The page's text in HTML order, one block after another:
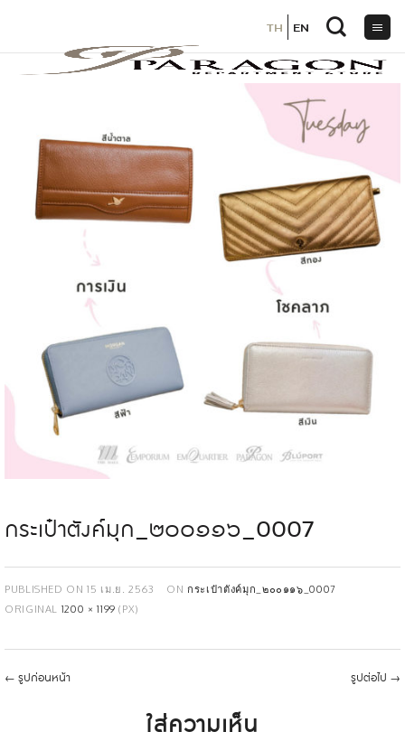
กระเป๋าตังค์มุก_๒๐๐๑๑๖_0007
PUBLISHED ON15 เม.ย. 2563 ON กระเป๋าตังค์มุก_๒๐๐๑๑๖_0007
ORIGINAL 1200 × 1199 (PX)
← รูปก่อนหน้า รูปต่อไป →
ใส่ความเห็น
TH EN
TH EN